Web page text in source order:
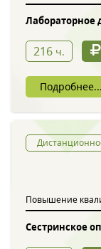
Лабораторное
216 ч.
Подробнее...
Повышение
Сестринское